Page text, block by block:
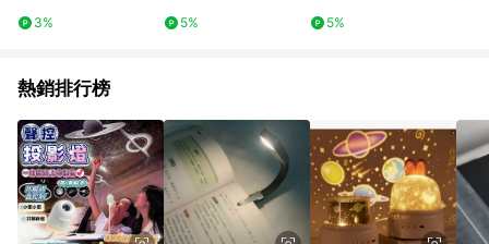
3%
5%
5%
熱銷排行榜